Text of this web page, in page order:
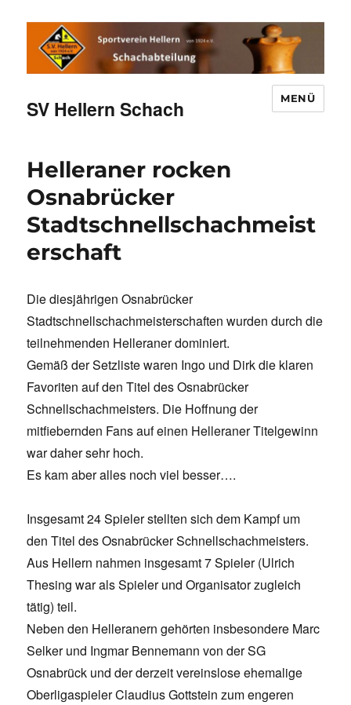
SV Hellern Schach MENÜ
Helleraner rocken
Osnabrücker
Stadtschnellschachmeist
erschaft
Die diesjährigen Osnabrücker
Stadtschnellschachmeisterschaften wurden durch die
teilnehmenden Helleraner dominiert.
Gemäß der Setzliste waren Ingo und Dirk die klaren
Favoriten auf den Titel des Osnabrücker
Schnellschachmeisters. Die Hoffnung der
mitfiebernden Fans auf einen Helleraner Titelgewinn
war daher sehr hoch.
Es kam aber alles noch viel besser….
Insgesamt 24 Spieler stellten sich dem Kampf um
den Titel des Osnabrücker Schnellschachmeisters.
Aus Hellern nahmen insgesamt 7 Spieler (Ulrich
Thesing war als Spieler und Organisator zugleich
tätig) teil.
Neben den Helleranern gehörten insbesondere Marc
Selker und Ingmar Bennemann von der SG
Osnabrück und der derzeit vereinslose ehemalige
Oberligaspieler Claudius Gottstein zum engeren